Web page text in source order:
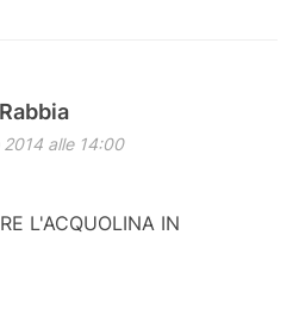
alle 14:00
L'ACQUOLINA IN